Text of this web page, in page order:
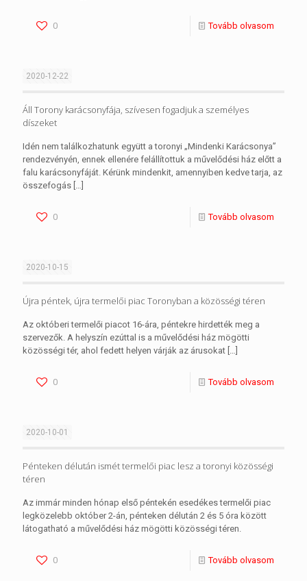
0 Tovább olvasom
2020-12-22
Áll Torony karácsonyfája, szívesen fogadjuk a személyes
díszeket
Idén nem találkozhatunk együtt a toronyi „Mindenki Karácsonya”
rendezvényén, ennek ellenére felállítottuk a művelődési ház előtt a
falu karácsonyfáját. Kérünk mindenkit, amennyiben kedve tarja, az
összefogás […]
0 Tovább olvasom
2020-10-15
Újra péntek, újra termelői piac Toronyban a közösségi téren
Az októberi termelői piacot 16-ára, péntekre hirdették meg a
szervezők. A helyszín ezúttal is a művelődési ház mögötti
közösségi tér, ahol fedett helyen várják az árusokat […]
0 Tovább olvasom
2020-10-01
Pénteken délután ismét termelői piac lesz a toronyi közösségi
téren
Az immár minden hónap első péntekén esedékes termelői piac
legközelebb október 2-án, pénteken délután 2 és 5 óra között
látogatható a művelődési ház mögötti közösségi téren.
0 Tovább olvasom